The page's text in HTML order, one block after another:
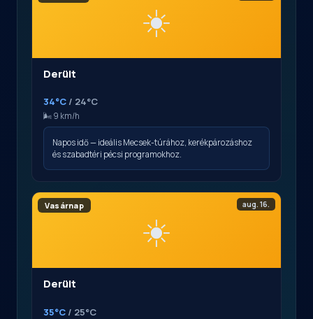
☀️
Derült
34°C / 24°C
🌬️ 9 km/h
Napos idő — ideális Mecsek-túrához, kerékpározáshoz
és szabadtéri pécsi programokhoz.
Vasárnap aug. 16.
☀️
Derült
35°C / 25°C